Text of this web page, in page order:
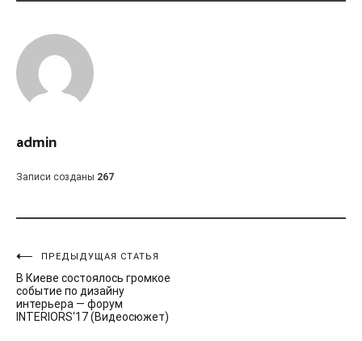
admin
Записи созданы 267
Навигация
по
записям
ПРЕДЫДУЩАЯ СТАТЬЯ
В Киеве состоялось громкое
событие по дизайну
интерьера — форум
INTERIORS‘17 (Видеосюжет)